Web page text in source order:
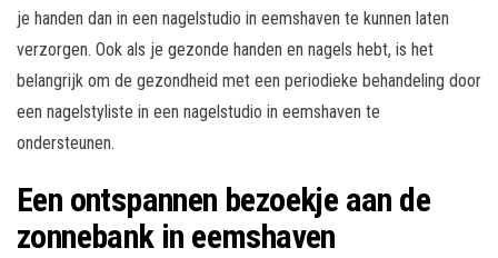
je handen dan in een nagelstudio in eemshaven te kunnen laten
verzorgen. Ook als je gezonde handen en nagels hebt, is het
belangrijk om de gezondheid met een periodieke behandeling door
een nagelstyliste in een nagelstudio in eemshaven te
ondersteunen.
Een ontspannen bezoekje aan de
zonnebank in eemshaven